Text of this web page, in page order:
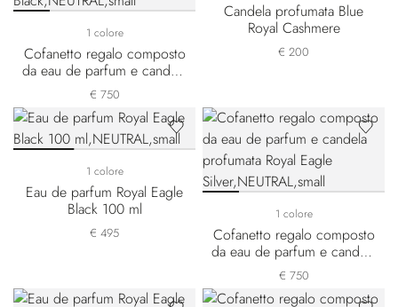
1 colore
Cofanetto regalo composto
da eau de parfum e candela
profumata Royal Eagle Black
€ 750
Candela profumata Blue
Royal Cashmere
€ 200
1 colore
Eau de parfum Royal Eagle
Black 100 ml
€ 495
1 colore
Cofanetto regalo composto
da eau de parfum e candela
profumata Royal Eagle
Silver
€ 750